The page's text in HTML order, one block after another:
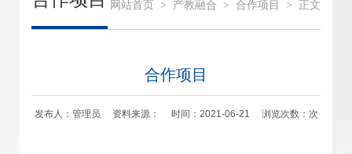
网站首页 > 产教融合 > 合作项目 > 正文
合作项目
发布人：管理员 资料来源： 时间：2021-06-21 浏览次数： 次